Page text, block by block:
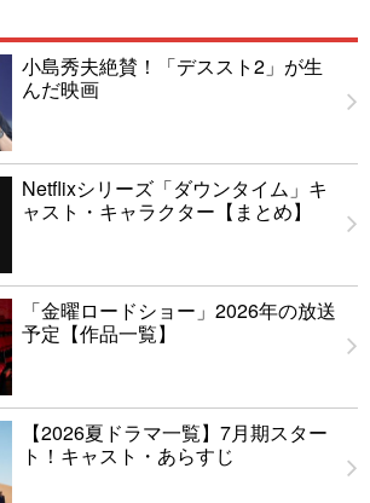
小島秀夫絶賛！「デススト2」が生
んだ映画
Netflixシリーズ「ダウンタイム」キ
ャスト・キャラクター【まとめ】
「金曜ロードショー」2026年の放送
予定【作品一覧】
【2026夏ドラマ一覧】7月期スター
ト！キャスト・あらすじ